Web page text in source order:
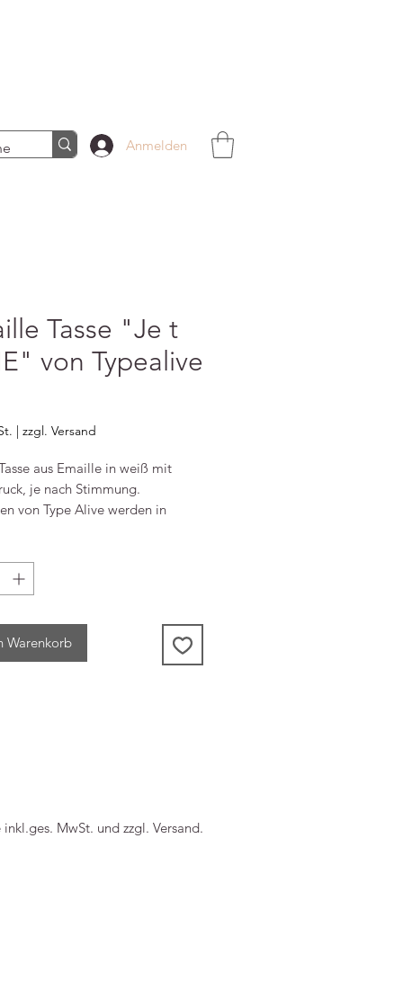
Anmelden
Tasse "Je t
von Typealive
| zzgl. Versand
aus Emaille in weiß mit
je nach Stimmung.
von Type Alive werden in
Kleine Unebenheiten lassen
der Produktion nicht
und machen jede Tasse zum
Rand. Die Tasse ist
Warenkorb
MwSt. und zzgl. Versand.